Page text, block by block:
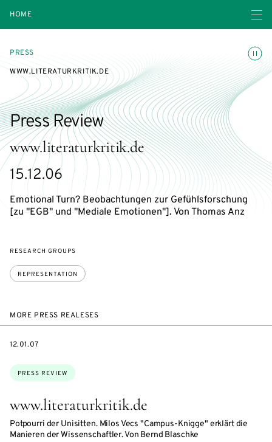
HOME Open
PRESS
WWW.LITERATURKRITIK.DE
www.literaturkritik.de
Press Review
15.12.06
Emotional Turn? Beobachtungen zur Gefühlsforschung
[zu "EGB" und "Mediale Emotionen"]. Von Thomas Anz
RESEARCH GROUPS
REPRESENTATION
MORE PRESS REALESES
www.literaturkritik.de
Potpourri der Unisitten. Milos Vecs "Campus-Knigge" erklärt die
Manieren der Wissenschaftler. Von Bernd Blaschke
Topics:
PRESS REVIEW
DATE
12.01.07